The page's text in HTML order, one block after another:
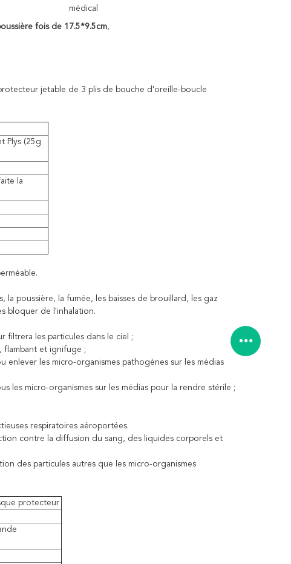
médical
fois de 17.5*9.5cm,
jetable de 3 plis de bouche d'oreille-boucle
Plys (25g
la
poussière, la fumée, les baisses de brouillard, les gaz
bloquer de l'inhalation.
filtrera les particules dans le ciel ;
flambant et ignifuge ;
les micro-organismes pathogènes sur les médias
les micro-organismes sur les médias pour la rendre stérile ;
respiratoires aéroportées.
contre la diffusion du sang, des liquides corporels et
des particules autres que les micro-organismes
protecteur